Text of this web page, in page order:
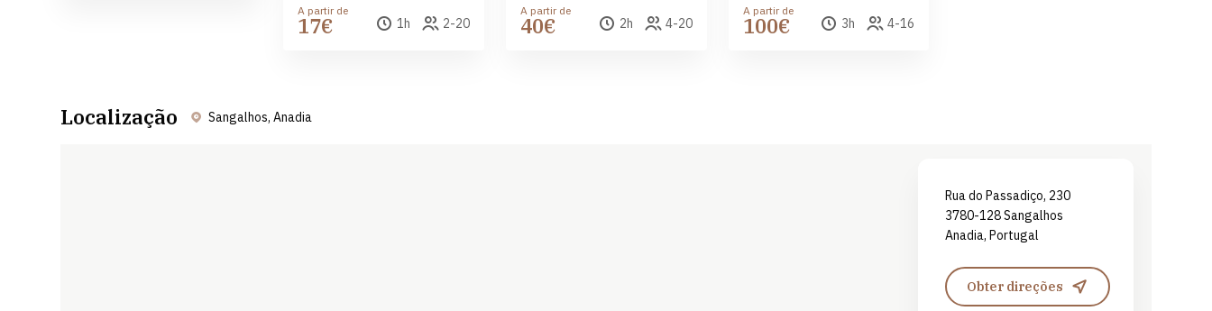
A partir de
17€ 1h 2-20
A partir de
40€ 2h 4-20
A partir de
100€ 3h 4-16
Localização Sangalhos, Anadia
Rua do Passadiço, 230
3780-128 Sangalhos
Anadia, Portugal
Obter direções